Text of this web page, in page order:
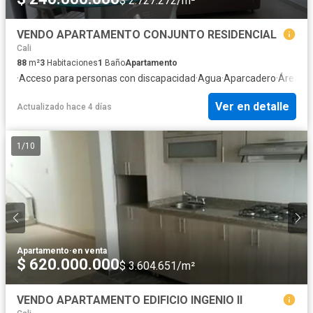
VENDO APARTAMENTO CONJUNTO RESIDENCIAL
Cali
88 m²3 Habitaciones1 BañoApartamento
·Acceso para personas con discapacidad·Agua·Aparcadero·Área
Actualizado hace 4 días Ver en detalle
1 /10
Apartamento·en venta
$ 620.000.000$ 3.604.651/m²
VENDO APARTAMENTO EDIFICIO INGENIO II